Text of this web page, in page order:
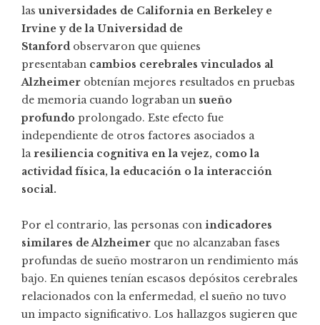
las universidades de California en Berkeley e
Irvine y de la Universidad de
Stanford observaron que quienes
presentaban cambios cerebrales vinculados al
Alzheimer obtenían mejores resultados en pruebas
de memoria cuando lograban un sueño
profundo prolongado. Este efecto fue
independiente de otros factores asociados a
laresiliencia cognitiva en la vejez, como la
actividad física, la educación o la interacción
social.
Por el contrario, las personas con indicadores
similares de Alzheimer que no alcanzaban fases
profundas de sueño mostraron un rendimiento más
bajo. En quienes tenían escasos depósitos cerebrales
relacionados con la enfermedad, el sueño no tuvo
un impacto significativo. Los hallazgos sugieren que